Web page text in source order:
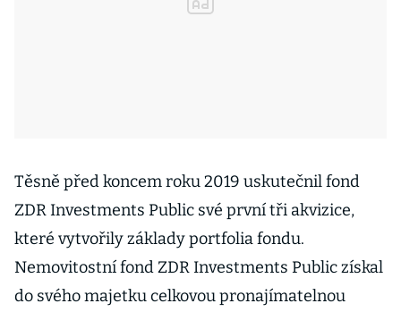
Těsně před koncem roku 2019 uskutečnil fond
ZDR Investments Public své první tři akvizice,
které vytvořily základy portfolia fondu.
Nemovitostní fond ZDR Investments Public získal
do svého majetku celkovou pronajímatelnou